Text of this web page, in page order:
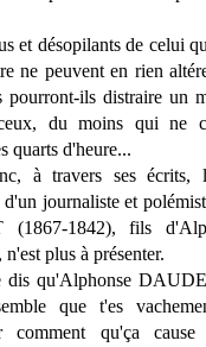
et désopilants de celui
ne peuvent en rien
ils distraire un
du moins qui ne
quarts d'heure...
à travers ses écrits,
journaliste et
1842), fils
plus à présenter.
dis qu'Alphonse
que t'es
qu'ça cause